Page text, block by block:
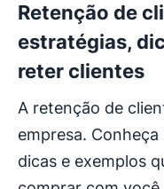
Retenção de
estratégias,
reter clientes
A retenção de
empresa.
dicas e exemplos